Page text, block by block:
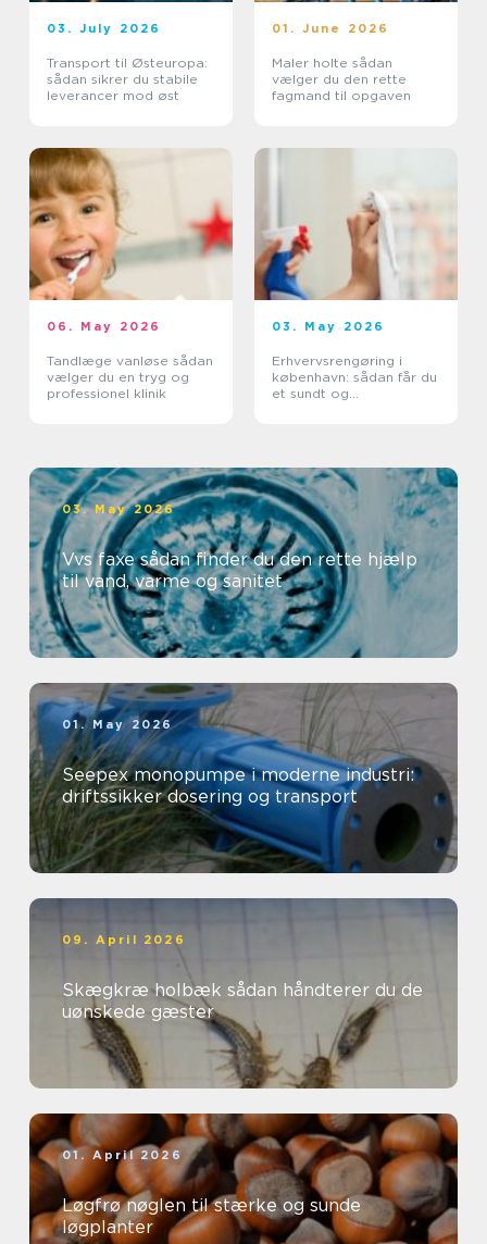
03. July 2026
Transport til Østeuropa:
sådan sikrer du stabile
leverancer mod øst
01. June 2026
Maler holte sådan
vælger du den rette
fagmand til opgaven
06. May 2026
Tandlæge vanløse sådan
vælger du en tryg og
professionel klinik
03. May 2026
Erhvervsrengøring i
københavn: sådan får du
et sundt og
03. May 2026
Vvs faxe sådan finder du den rette hjælp
til vand, varme og sanitet
01. May 2026
Seepex monopumpe i moderne industri:
driftssikker dosering og transport
09. April 2026
Skægkræ holbæk sådan håndterer du de
uønskede gæster
01. April 2026
Løgfrø nøglen til stærke og sunde
løgplanter